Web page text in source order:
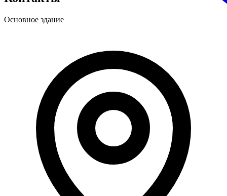
Основное здание